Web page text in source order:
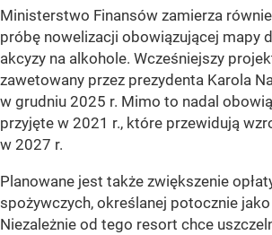
Ministerstwo Finansów zamierza
próbę nowelizacji obowiązującej mapy
akcyzy na alkohole. Wcześniejszy
zawetowany przez prezydenta Karola
w grudniu 2025 r. Mimo to nadal
przyjęte w 2021 r., które przewidują
w 2027 r.
Planowane jest także zwiększenie
spożywczych, określanej potocznie
Niezależnie od tego resort chce